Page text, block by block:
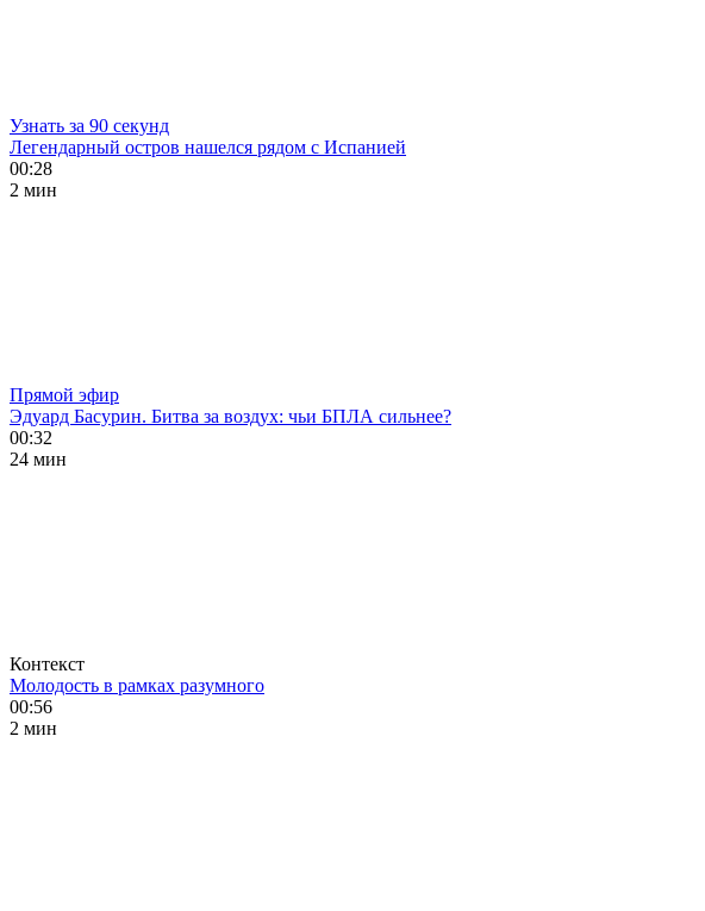
Узнать за 90 секунд
Легендарный остров нашелся рядом с Испанией
00:28
2 мин
Прямой эфир
Эдуард Басурин. Битва за воздух: чьи БПЛА сильнее?
00:32
24 мин
Контекст
Молодость в рамках разумного
00:56
2 мин